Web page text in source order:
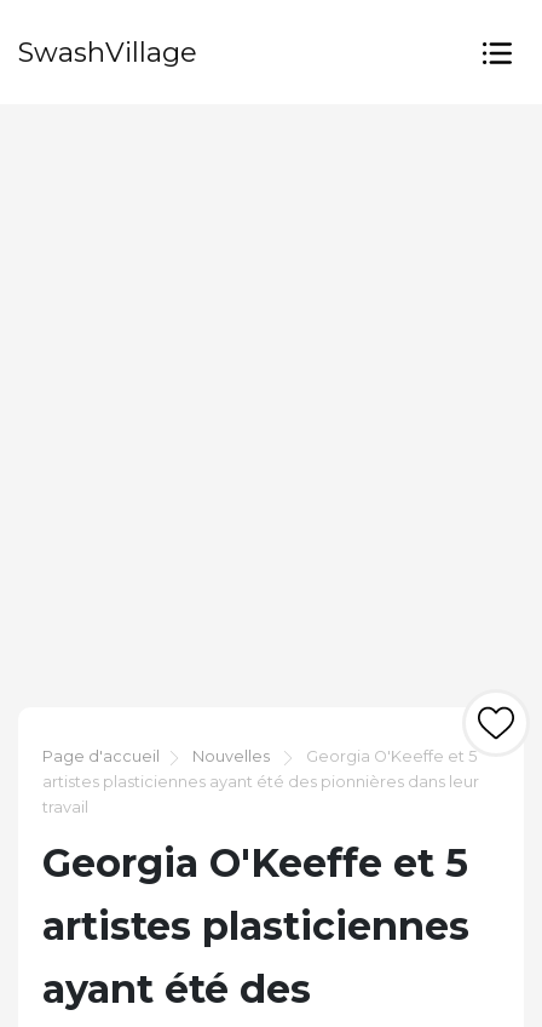
SwashVillage
Page d'accueil Nouvelles
Georgia O'Keeffe et 5
artistes plasticiennes ayant été des pionnières dans leur
travail
Georgia O'Keeffe et 5
artistes plasticiennes
ayant été des